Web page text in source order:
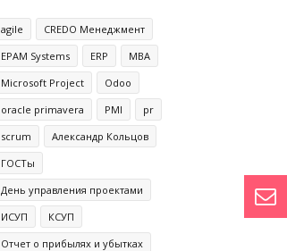
agile
CREDO Менеджмент
EPAM Systems
ERP
MBA
Microsoft Project
Odoo
oracle primavera
PMI
pr
scrum
Александр Кольцов
ГОСТы
День управления проектами
ИСУП
КСУП
Отчет о прибылях и убытках